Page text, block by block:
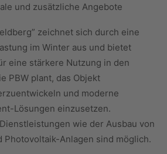
und zusätzliche Angebote
zeichnet sich durch eine
im Winter aus und bietet
eine stärkere Nutzung in den
PBW plant, das Objekt
und moderne
Lösungen einzusetzen.
wie der Ausbau von
Photovoltaik-Anlagen sind möglich.